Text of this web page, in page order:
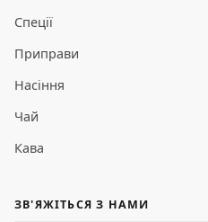
Спеції
Приправи
Насіння
Чай
Кава
ЗВ'ЯЖІТЬСЯ З НАМИ